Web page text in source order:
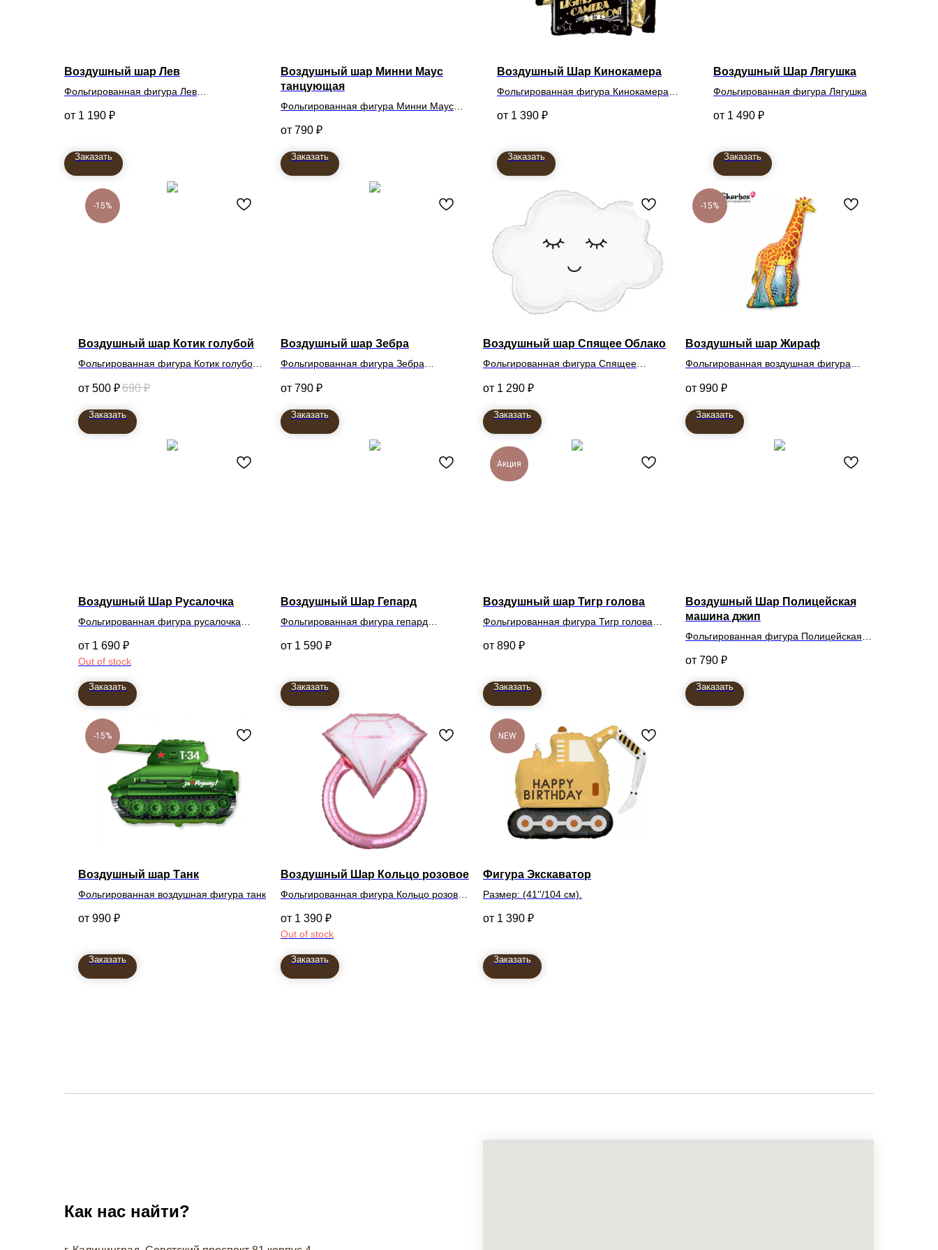
Воздушный шар Лев
Фольгированная фигура Лев
1 190 ₽
Заказать
Воздушный шар Минни Маус
танцующая
Фольгированная фигура Минни Маус
790 ₽
Заказать
Воздушный Шар Кинокамера
Фольгированная фигура Кинокамера
1 390 ₽
Заказать
Воздушный Шар Лягушка
Фольгированная фигура Лягушка
1 490 ₽
Заказать
-15%
Воздушный шар Котик голубой
Фольгированная фигура Котик голубой
500 ₽690 ₽
Заказать
Воздушный шар Зебра
Фольгированная фигура Зебра
790 ₽
Заказать
Воздушный шар Спящее Облако
Фольгированная фигура Спящее
61см1 290 ₽
Заказать
-15%
Воздушный шар Жираф
Фольгированная воздушная фигура
990 ₽
Заказать
Воздушный Шар Русалочка
Фольгированная фигура русалочка
1 690 ₽
Out of stock
Заказать
Воздушный Шар Гепард
Фольгированная фигура гепард
1 590 ₽
Заказать
Акция
Воздушный шар Тигр голова
Фольгированная фигура Тигр голова
890 ₽
Заказать
Воздушный Шар Полицейская
машина джип
Фольгированная фигура Полицейская
790 ₽
Заказать
-15%
Воздушный шар Танк
Фольгированная воздушная фигура танк
990 ₽
Заказать
Воздушный Шар Кольцо розовое
Фольгированная фигура Кольцо розовое
1 390 ₽
Out of stock
Заказать
NEW
Фигура Экскаватор
Размер: (41''/104 см).
1 390 ₽
Заказать
Как нас найти?